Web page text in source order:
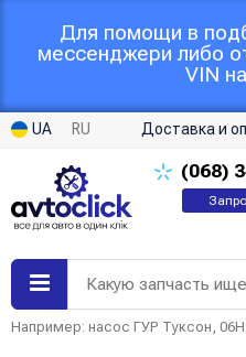
Для помощи в
мессенджери либо
VIN
UA RU Доставка и
(068)
Какую запчасть
Например: насос ГУР Туксон,